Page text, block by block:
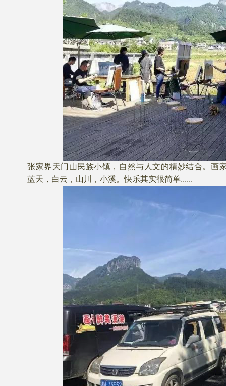
张家界天门山民族小镇，自然与人文的精妙结合。画
蓝天，白云，山川，小溪。快乐其实很简单......